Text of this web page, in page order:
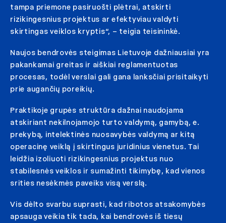
tampa priemone pasiruošti plėtrai, atskirti
rizikingesnius projektus ar efektyviau valdyti
skirtingas veiklos kryptis“, – teigia teisininkė.
Naujos bendrovės steigimas Lietuvoje dažniausiai yra
pakankamai greitas ir aiškiai reglamentuotas
procesas, todėl verslai gali gana lanksčiai prisitaikyti
prie augančių poreikių.
Praktikoje grupės struktūra dažnai naudojama
atskiriant nekilnojamojo turto valdymą, gamybą, e.
prekybą, intelektinės nuosavybės valdymą ar kitą
operacinę veiklą į skirtingus juridinius vienetus. Tai
leidžia izoliuoti rizikingesnius projektus nuo
stabilesnės veiklos ir sumažinti tikimybę, kad vienos
srities nesėkmės paveiks visą verslą.
Vis dėlto svarbu suprasti, kad ribotos atsakomybės
apsauga veikia tik tada, kai bendrovės iš tiesų